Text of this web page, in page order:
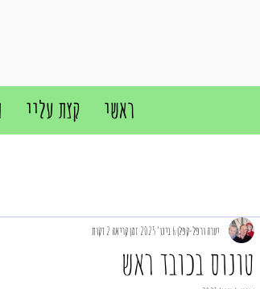
קצת עליי ראשי
טונוס בכובד ראש
יערה ורפל-קפלן6 בינו׳ 2025 זמן קריאה 2 דקות